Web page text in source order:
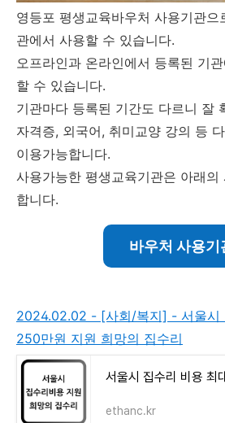
영등포 평생교육바우처 사용기관으
관에서 사용할 수 있습니다.
오프라인과 온라인에서 등록된 기
할 수 있습니다.
기관마다 등록된 기간도 다르니 잘
자격증, 외국어, 취미교양 강의 등
이용가능합니다.
사용가능한 평생교육기관은 아래의
합니다.
바우처 사용기
2024.02.02 - [사회/복지] - 서울시
250만원 지원 희망의 집수리
ethanc.kr